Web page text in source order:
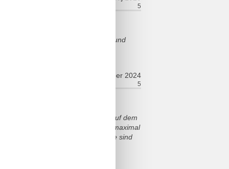
5
Sehr nette Gastgeber Kuh und
oktober 2024
5
selbstgemachte Marmelade auf dem
mit allem was man so braucht maximal
Frau Neuner und die ganze Familie sind